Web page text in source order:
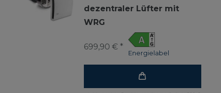
dezentraler Lüfter mit
WRG
Energielabel
699,90 € *